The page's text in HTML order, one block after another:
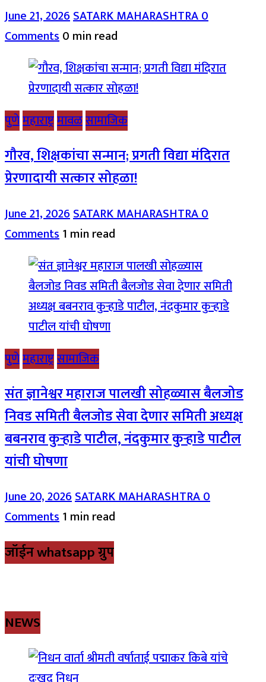
June 21, 2026SATARK MAHARASHTRA0
Comments0 min read
पुणेमहाराष्ट्रमावळसामाजिक
गौरव, शिक्षकांचा सन्मान; प्रगती विद्या मंदिरात
प्रेरणादायी सत्कार सोहळा!
June 21, 2026SATARK MAHARASHTRA0
Comments1 min read
पुणेमहाराष्ट्रसामाजिक
संत ज्ञानेश्वर महाराज पालखी सोहळ्यास बैलजोड
निवड समिती बैलजोड सेवा देणार समिती अध्यक्ष
बबनराव कुऱ्हाडे पाटील, नंदकुमार कुऱ्हाडे पाटील
यांची घोषणा
June 20, 2026SATARK MAHARASHTRA0
Comments1 min read
जॉईन whatsapp ग्रुप
NEWS